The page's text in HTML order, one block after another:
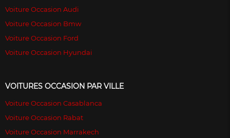
Voiture Occasion Audi
Voiture Occasion Bmw
Voiture Occasion Ford
Voiture Occasion Hyundai
VOITURES OCCASION PAR VILLE
Voiture Occasion Casablanca
Voiture Occasion Rabat
Voiture Occasion Marrakech